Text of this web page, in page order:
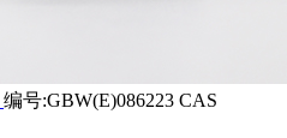
编号:GBW(E)086223 CAS